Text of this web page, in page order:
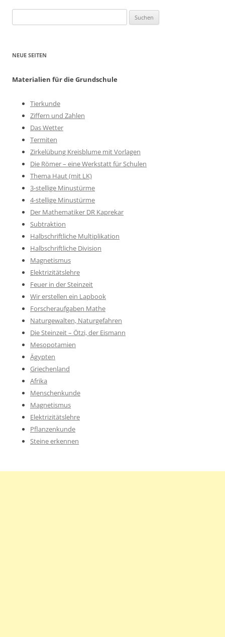
nach:
NEUE SEITEN
Materialien für die Grundschule
Tierkunde
Ziffern und Zahlen
Das Wetter
Termiten
Zirkelübung Kreisblume mit Vorlagen
Die Römer – eine Werkstatt für Schulen
Thema Haut (mit LK)
3-stellige Minustürme
4-stellige Minustürme
Der Mathematiker DR Kaprekar
Subtraktion
Halbschriftliche Multiplikation
Halbschriftliche Division
Magnetismus
Elektrizitätslehre
Feuer in der Steinzeit
Wir erstellen ein Lapbook
Forscheraufgaben Mathe
Naturgewalten, Naturgefahren
Die Steinzeit – Ötzi, der Eismann
Mesopotamien
Ägypten
Griechenland
Afrika
Menschenkunde
Magnetismus
Elektrizitätslehre
Pflanzenkunde
Steine erkennen